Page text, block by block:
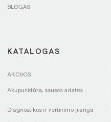
BLOGAS
KATALOGAS
AKCIJOS
Akupunktūra, sausos adatos
Diagnostikos ir vertinimo įranga